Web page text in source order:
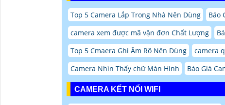
Top 5 Camera Lắp Trong Nhà Nên Dùng
Báo
camera xem được mã vận đơn Chất Lượng
Top 5 Cmaera Ghi Âm Rõ Nên Dùng
camera
Camera Nhìn Thấy chữ Màn Hình
Báo Giá
CAMERA KẾT NỐI WIFI